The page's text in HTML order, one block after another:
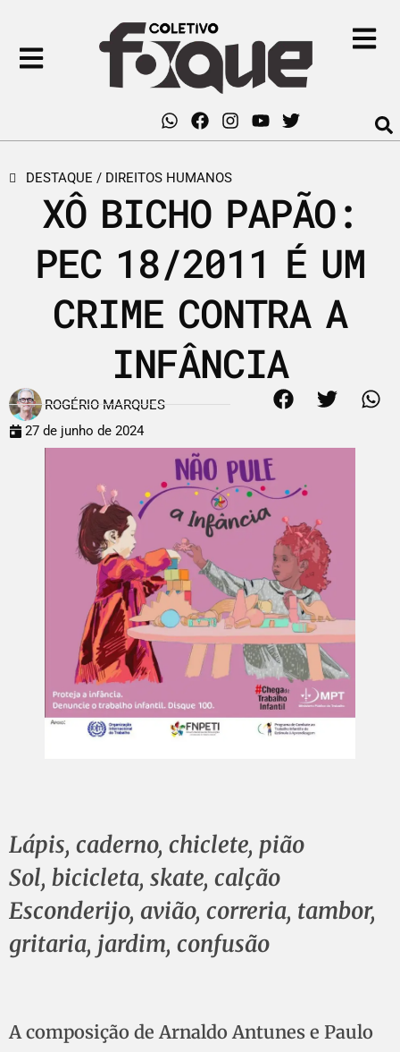
DESTAQUE / DIREITOS HUMANOS
XÔ BICHO PAPÃO:
PEC 18/2011 É UM
CRIME CONTRA A
INFÂNCIA
ROGÉRIO MARQUES
27 de junho de 2024
Lápis, caderno, chiclete, pião
Sol, bicicleta, skate, calção
Esconderijo, avião, correria, tambor,
gritaria, jardim, confusão
A composição de Arnaldo Antunes e Paulo